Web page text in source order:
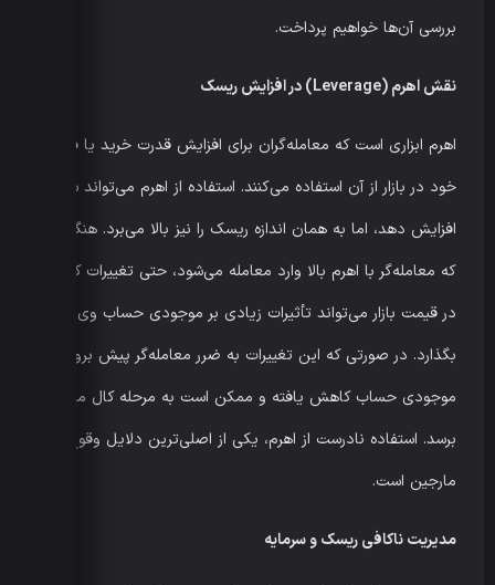
بررسی آن‌ها خواهیم پرداخت.
نقش اهرم(Leverage) در افزایش ریسک
اهرم ابزاری است که معامله‌گران برای افزایش قدرت خرید یا فروش
خود در بازار از آن استفاده می‌کنند. استفاده از اهرم می‌تواند سود را
افزایش دهد، اما به همان اندازه ریسک را نیز بالا می‌برد. هنگامی
که معامله‌گر با اهرم بالا وارد معامله می‌شود، حتی تغییرات کوچک
در قیمت بازار می‌تواند تأثیرات زیادی بر موجودی حساب وی
بگذارد. در صورتی که این تغییرات به ضرر معامله‌گر پیش برود،
موجودی حساب کاهش یافته و ممکن است به مرحله کال مارجین
برسد. استفاده نادرست از اهرم، یکی از اصلی‌ترین دلایل وقوع کال
مارجین است.
مدیریت ناکافی ریسک و سرمایه